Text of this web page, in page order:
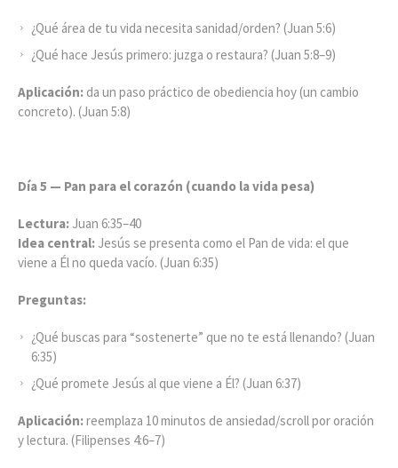
¿Qué área de tu vida necesita sanidad/orden? (Juan 5:6)
¿Qué hace Jesús primero: juzga o restaura? (Juan 5:8–9)
Aplicación: da un paso práctico de obediencia hoy (un cambio
concreto). (Juan 5:8)
Día 5 — Pan para el corazón (cuando la vida pesa)
Lectura: Juan 6:35–40
Idea central: Jesús se presenta como el Pan de vida: el que
viene a Él no queda vacío. (Juan 6:35)
Preguntas:
¿Qué buscas para “sostenerte” que no te está llenando? (Juan
6:35)
¿Qué promete Jesús al que viene a Él? (Juan 6:37)
Aplicación:reemplaza 10 minutos de ansiedad/scroll por oración
y lectura. (Filipenses 4:6–7)